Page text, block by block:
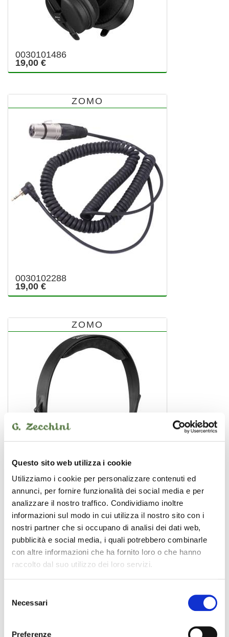
Questo sito web utilizza i cookie
Utilizziamo i cookie per personalizzare contenuti ed
annunci, per fornire funzionalità dei social media e per
analizzare il nostro traffico. Condividiamo inoltre
informazioni sul modo in cui utilizza il nostro sito con i
nostri partner che si occupano di analisi dei dati web,
pubblicità e social media, i quali potrebbero combinarle
con altre informazioni che ha fornito loro o che hanno
raccolto dal suo utilizzo dei loro servizi.
delNecessari
Preferenze
0030101486
19,00 €
ZOMO
0030102288
19,00 €
ZOMO
0030102788
19,00 €
ZOMO